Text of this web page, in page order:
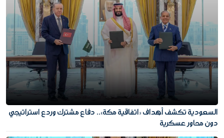
السعودية تكشف أهداف «اتفاقية مكة».. دفاع مشترك وردع استراتيجي
دون محاور عسكرية